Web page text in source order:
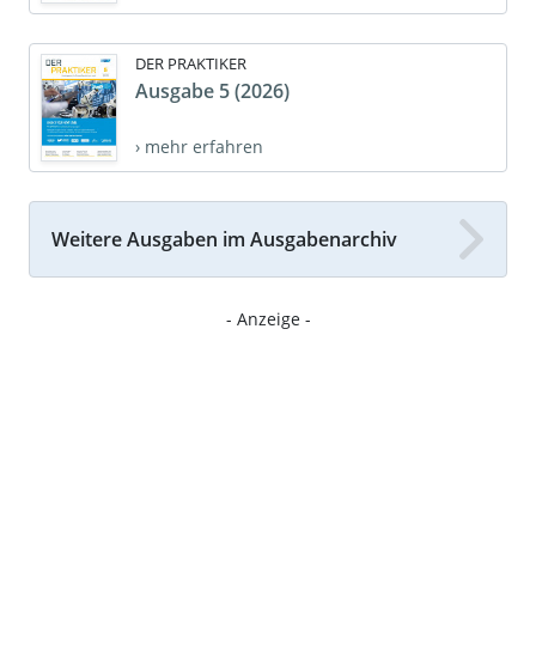
DER PRAKTIKER
Ausgabe 5 (2026)
› mehr erfahren
Weitere Ausgaben im Ausgabenarchiv
- Anzeige -